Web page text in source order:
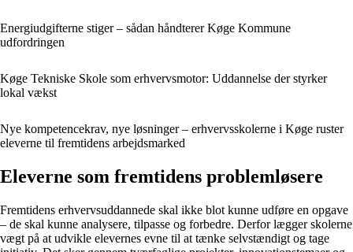
Energiudgifterne stiger – sådan håndterer Køge Kommune
udfordringen
Køge Tekniske Skole som erhvervsmotor: Uddannelse der styrker
lokal vækst
Nye kompetencekrav, nye løsninger – erhvervsskolerne i Køge ruster
eleverne til fremtidens arbejdsmarked
Eleverne som fremtidens problemløsere
Fremtidens erhvervsuddannede skal ikke blot kunne udføre en opgave
– de skal kunne analysere, tilpasse og forbedre. Derfor lægger skolerne
vægt på at udvikle elevernes evne til at tænke selvstændigt og tage